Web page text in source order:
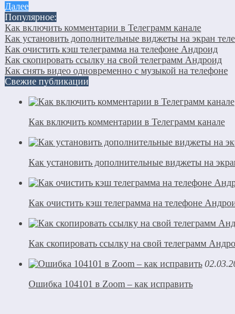
Далее
Популярное:
Как включить комментарии в Телеграмм канале
Как установить дополнительные виджеты на экран
Как очистить кэш телеграмма на телефоне Андроид
Как скопировать ссылку на свой телеграмм Андроид
Как снять видео одновременно с музыкой на телефоне
Свежие публикации
Как включить комментарии в Телеграмм канале
Как установить дополнительные виджеты на
Как очистить кэш телеграмма на телефоне
Как скопировать ссылку на свой телеграмм
Ошибка 104101 в Zoom – как исправить